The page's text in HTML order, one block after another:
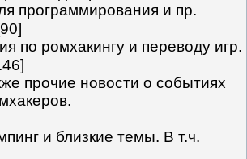
программирования и пр.
по ромхакингу и переводу игр.
прочие новости о событиях
и близкие темы. В т.ч.